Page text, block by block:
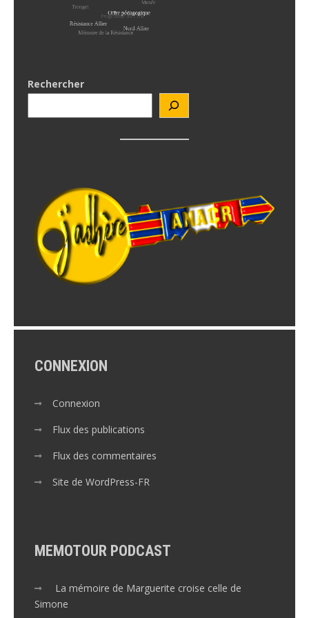
Rechercher
CONNEXION
Connexion
Flux des publications
Flux des commentaires
Site de WordPress-FR
MEMOTOUR PODCAST
La mémoire de Marguerite croise celle de
Simone